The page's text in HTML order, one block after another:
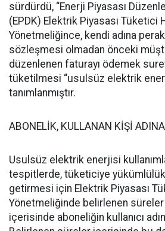
sürdürdü, “Enerji Piyasası
(EPDK) Elektrik Piyasası Tüketici
Yönetmeliğince, kendi adına
sözleşmesi olmadan önceki
düzenlenen faturayı ödemek
tüketilmesi “usulsüz elektrik
tanımlanmıştır.
ABONELİK, KULLANAN KİŞİ
Usulsüz elektrik enerjisi
tespitlerde, tüketiciye
getirmesi için Elektrik Piyasası
Yönetmeliğinde belirlenen süreler
içerisinde aboneliğin kullanıcı